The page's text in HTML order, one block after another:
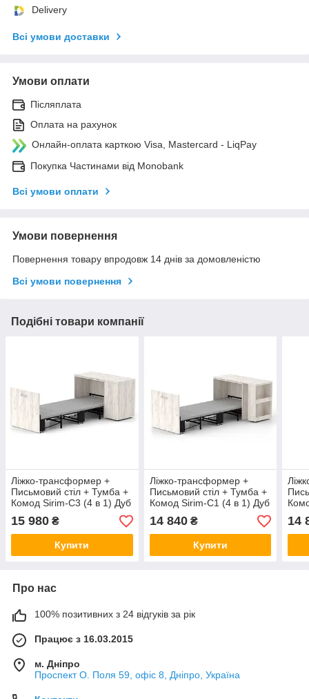
Delivery
Всі умови доставки
Умови оплати
Післяплата
Оплата на рахунок
Онлайн-оплата карткою Visa, Mastercard - LiqPay
Покупка Частинами від Monobank
Всі умови оплати
Умови повернення
Повернення товару впродовж 14 днів за домовленістю
Всі умови повернення
Подібні товари компанії
Ліжко-трансформер +
Письмовий стіл + Тумба +
Комод Sirim-C3 (4 в 1) Дуб
крафт білий TM KnapKnap
15 980 ₴
Купити
Ліжко-трансформер +
Письмовий стіл + Тумба +
Комод Sirim-C1 (4 в 1) Дуб
крафт білий TM KnapKnap
14 840₴
Купити
14
Про нас
100% позитивних з 24 відгуків за рік
Працює з 16.03.2015
м. Дніпро
Проспект О. Поля 59, офіс 8, Дніпро, Україна